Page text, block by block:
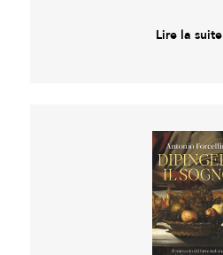
Lire la suite